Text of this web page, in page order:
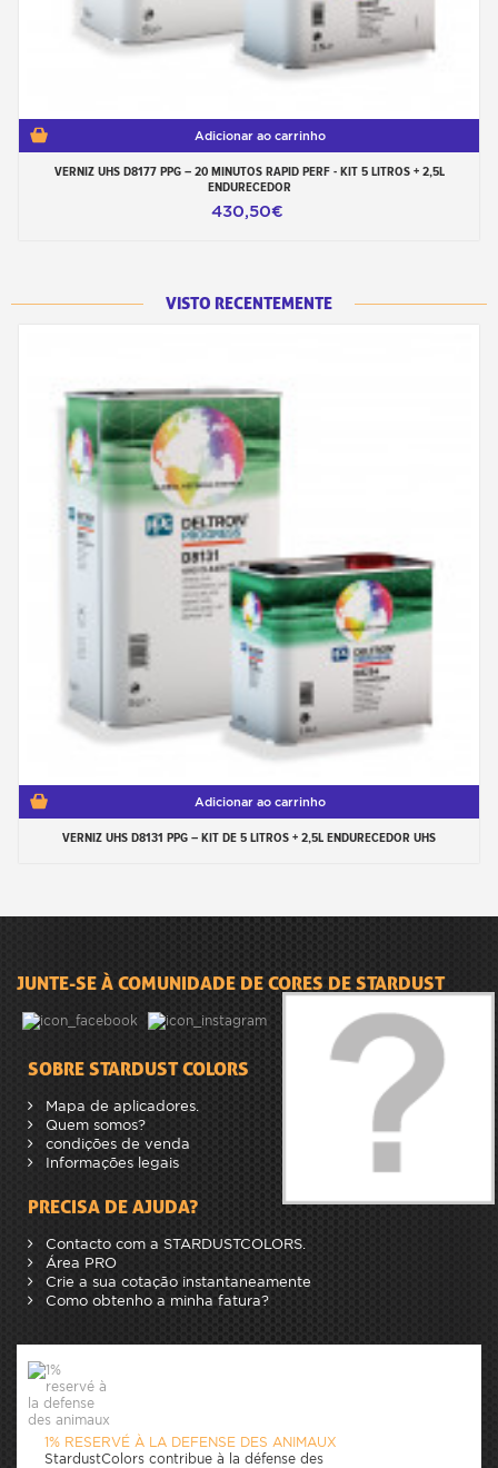
Adicionar ao carrinho
VERNIZ UHS D8177 PPG – 20 MINUTOS RAPID PERF - KIT 5 LITROS + 2,5L
ENDURECEDOR
430,50€
VISTO RECENTEMENTE
Adicionar ao carrinho
VERNIZ UHS D8131 PPG – KIT DE 5 LITROS + 2,5L ENDURECEDOR UHS
JUNTE-SE À COMUNIDADE DE CORES DE STARDUST
SOBRE STARDUST COLORS
Mapa de aplicadores.
Quem somos?
condições de venda
Informações legais
PRECISA DE AJUDA?
Contacto com a STARDUSTCOLORS.
Área PRO
Crie a sua cotação instantaneamente
Como obtenho a minha fatura?
1% RESERVÉ À LA DEFENSE DES ANIMAUX
StardustColors contribue à la défense des